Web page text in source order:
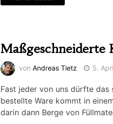
Maßgeschneiderte
von Andreas Tietz 5.
Fast jeder von uns dürfte das
bestellte Ware kommt in
darin dann Berge von